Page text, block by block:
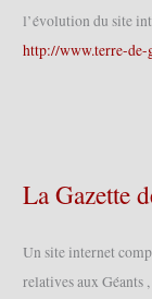
l’évolution du site
http://www.terre-
La Gazette
Un site internet
relatives aux Géants